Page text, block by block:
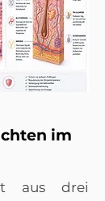
im
aus drei